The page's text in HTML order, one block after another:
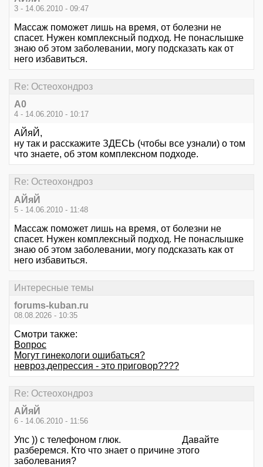
3 - 14.06.2010 - 09:47
Массаж поможет лишь на время, от болезни не
спасет. Нужен комплексный подход. Не понаслышке
знаю об этом заболевании, могу подсказать как от
него избавиться.
Re: Остеохондроз
А0
4 - 14.06.2010 - 10:17
АЙяЙ,
ну так и расскажите ЗДЕСЬ (чтобы все узнали) о том
что знаете, об этом комплексном подходе.
Re: Остеохондроз
АЙяЙ
5 - 14.06.2010 - 11:48
Массаж поможет лишь на время, от болезни не
спасет. Нужен комплексный подход. Не понаслышке
знаю об этом заболевании, могу подсказать как от
него избавиться.
Интересные темы
forums-kuban.ru
08.08.2026 - 10:35
Смотри также:
Вопрос
Могут гинекологи ошибаться?
невроз,депрессия - это приговор????
Re: Остеохондроз
АЙяЙ
6 - 14.06.2010 - 11:56
Упс )) с телефоном глюк. Давайте
разберемся. Кто что знает о причине этого
заболевания?